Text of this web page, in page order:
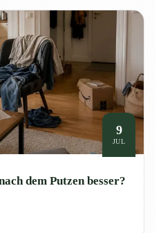
9
JUL
dem Putzen besser?